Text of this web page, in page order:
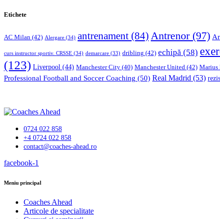
Etichete
AC Milan (42) Alergare (34) antrenament (84) Antrenor(97)
curs instructor sportiv. CRSSE (34) demarcare (33) dribling (42) echipă (58)
(123) Liverpool (44) Manchester City (40) Manchester United (42) Marius
Professional Football and Soccer Coaching (50) Real Madrid (53)
0724 022 858
+4 0724 022 858
contact@coaches-ahead.ro
facebook-1
Meniu principal
Coaches Ahead
Articole de specialitate